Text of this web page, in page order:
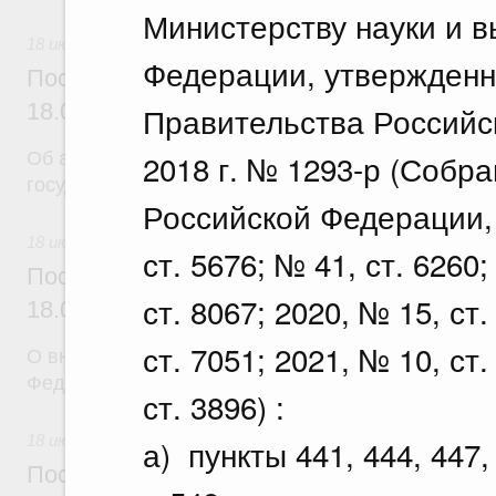
Министерству науки и
Федерации,
Правительства
2018 г. № 1293-р
Российской
ст. 5676; № 41, ст.
ст. 8067; 2020, № 15,
ст. 7051; 2021, № 10,
ст. 3896) :
а) пункты 441, 444,
Постановление Правительства
18.07.2026 г. № 904
Об авансировании
государственных контрактов
Постановление Правительства
18.07.2026 г. № 909
О внесении изменения в постановление
Федерации от 17 февраля 2024 г. № 179
Постановление Правительства